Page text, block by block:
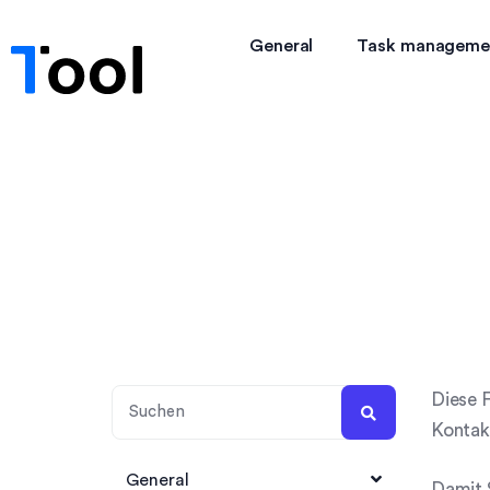
General Task
General
Diese